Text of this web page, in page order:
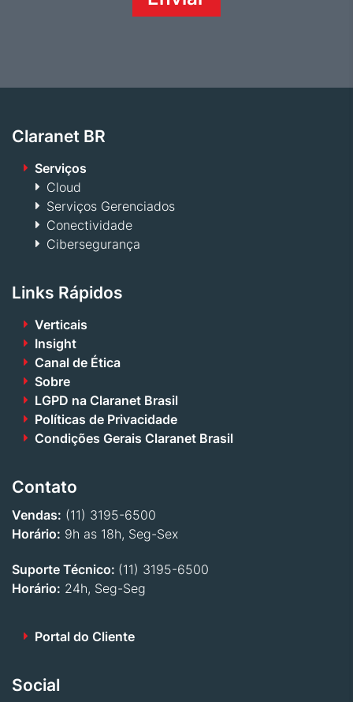
Claranet BR
Serviços
Cloud
Serviços Gerenciados
Conectividade
Cibersegurança
Links Rápidos
Verticais
Insight
Canal de Ética
Sobre
LGPD na Claranet Brasil
Políticas de Privacidade
Condições Gerais Claranet Brasil
Contato
Vendas: (11) 3195-6500
Horário: 9h as 18h, Seg-Sex
Suporte Técnico: (11) 3195-6500
Horário: 24h, Seg-Seg
Portal do Cliente
Social